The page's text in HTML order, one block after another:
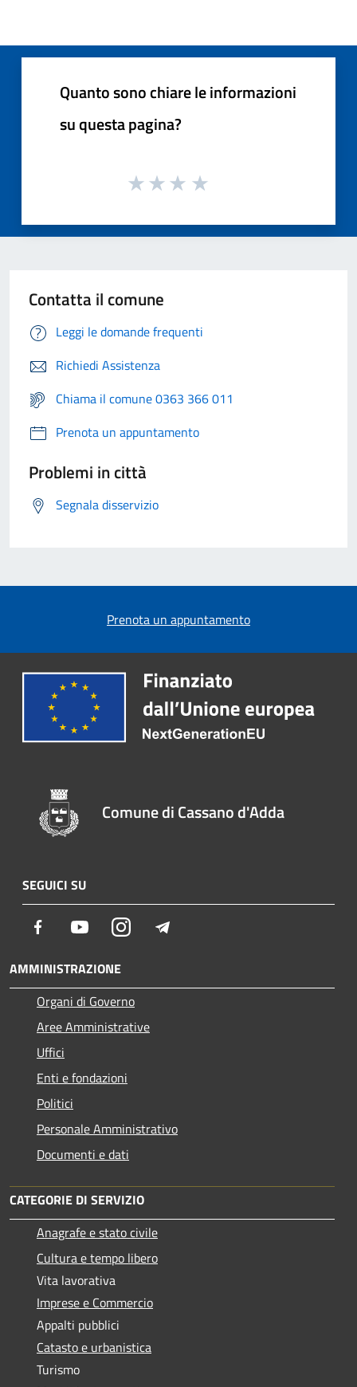
Quanto sono chiare le informazioni
su questa pagina?
Contatta il comune
Leggi le domande frequenti
Richiedi Assistenza
Chiama il comune 0363 366 011
Prenota un appuntamento
Problemi in città
Segnala disservizio
Prenota un appuntamento
Comune di Cassano d'Adda
SEGUICI SU
Facebook YoutubeInstagram
AMMINISTRAZIONE
Organi di Governo
Aree Amministrative
Uffici
Enti e fondazioni
Politici
Personale Amministrativo
Documenti e dati
CATEGORIE DI SERVIZIO
Anagrafe e stato civile
Cultura e tempo libero
Vita lavorativa
Imprese e Commercio
Appalti pubblici
Catasto e urbanistica
Turismo